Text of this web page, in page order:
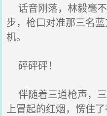
话音刚落，林毅毫
步，枪口对准那三名
机。
砰砰砰！
伴随着三道枪声，
上冒起的红烟，愣住了